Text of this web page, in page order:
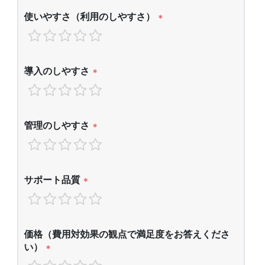
使いやすさ（利用のしやすさ） *
導入のしやすさ *
管理のしやすさ *
サポート品質 *
価格（費用対効果の観点で満足度をお答えくださ
い）
*